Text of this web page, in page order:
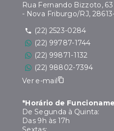
Rua Fernando Bizzoto,
- Nova Friburgo/RJ,
(22) 2523-0284
(22) 99787-1744
(22) 99871-1132
(22) 98802-7394
Ver e-mail
*Horário de
De Segunda à Quinta:
Das 9h às 17h